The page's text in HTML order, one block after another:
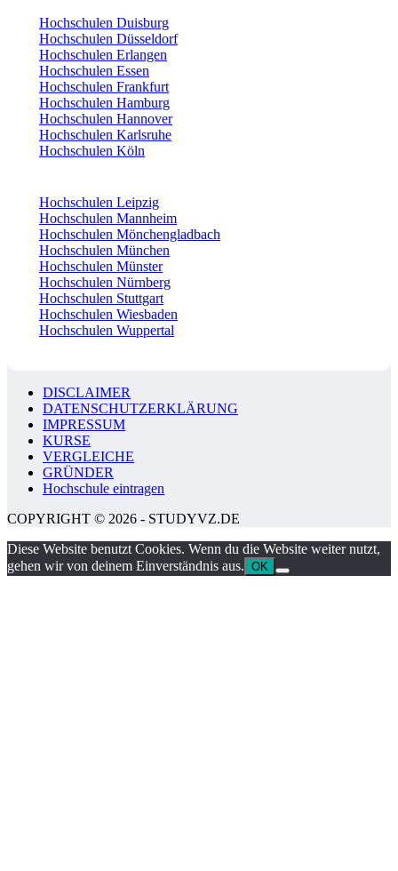
Hochschulen Duisburg
Hochschulen Düsseldorf
Hochschulen Erlangen
Hochschulen Essen
Hochschulen Frankfurt
Hochschulen Hamburg
Hochschulen Hannover
Hochschulen Karlsruhe
Hochschulen Köln
Hochschulen Leipzig
Hochschulen Mannheim
Hochschulen Mönchengladbach
Hochschulen München
Hochschulen Münster
Hochschulen Nürnberg
Hochschulen Stuttgart
Hochschulen Wiesbaden
Hochschulen Wuppertal
DISCLAIMER
DATENSCHUTZERKLÄRUNG
IMPRESSUM
KURSE
VERGLEICHE
GRÜNDER
Hochschule eintragen
COPYRIGHT © 2026 - STUDYVZ.DE
Diese Website benutzt Cookies. Wenn du die Website weiter nutzt,
gehen wir von deinem Einverständnis aus. OK